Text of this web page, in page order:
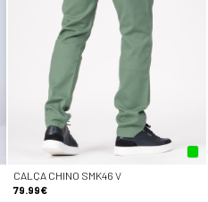
CALÇA CHINO SMK46 V
79.99€